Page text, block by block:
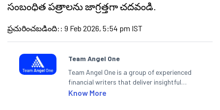
సంబంధిత పత్రాలను జాగ్రత్తగా చదవండి.
ప్రచురించబడింది: : 9 Feb 2026, 5:54 pm IST
Team Angel One
Team Angel One is a group of experienced
financial writers that deliver insightful
articles on the stock market, IPO, economy,
Know More